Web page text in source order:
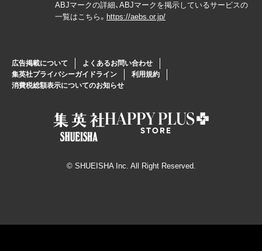
ABJマークの詳細、ABJマークを掲示しているサービスの
一覧はこちら。 https://aebs.or.jp/
広告掲載について
よくあるお問い合わせ
集英社プライバシーガイドライン
利用規約
消費税総額表示についてのお知らせ
© SHUEISHA Inc. All Right Reserved.